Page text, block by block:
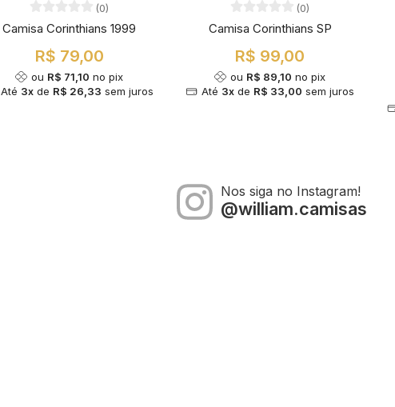
(0)
Camisa Corinthians 1999
R$ 79,00
ou R$ 71,10 no pix
Até 3xde R$ 26,33 sem juros
(0)
Camisa Corinthians SP
R$ 99,00
ou R$ 89,10 no pix
Até 3xde R$ 33,00 sem juros
Nos siga no Instagram!
@william.camisas